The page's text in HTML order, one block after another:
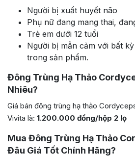
Người bị xuất huyết não
Phụ nữ đang mang thai,
Trẻ em dưới 12 tuổi
Người bị mẫn cảm với bất
trong sản phẩm.
Đông Trùng Hạ Thảo
Nhiêu?
Giá bán đông trùng hạ thảo
Vivita là: 1.200.000 đồng/hộp 2 lọ
Mua Đông Trùng Hạ Thảo
Đâu Giá Tốt Chính Hãng?